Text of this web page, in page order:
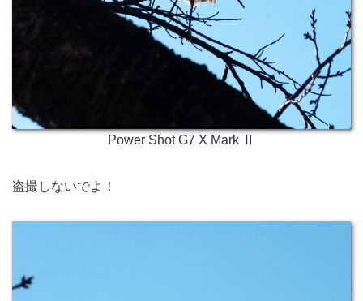
Power Shot G7 X Mark Ⅱ
盗撮しないでよ！